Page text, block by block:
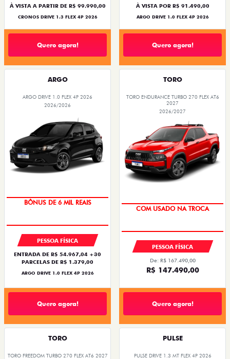
À VISTA A PARTIR DE R$ 99.990,00
CRONOS DRIVE 1.3 FLEX 4P 2026
Quero agora!
À VISTA POR R$ 91.490,00
ARGO DRIVE 1.0 FLEX 4P 2026
Quero agora!
ARGO
ARGO DRIVE 1.0 FLEX 4P 2026
2026/2026
BÔNUS DE 6 MIL REAIS
PESSOA FÍSICA
ENTRADA DE R$ 54.967,04 +30
PARCELAS DE R$ 1.379,00
ARGO DRIVE 1.0 FLEX 4P 2026
Quero agora!
TORO
TORO ENDURANCE TURBO 270 FLEX AT6
2027
2026/2027
COM USADO NA TROCA
PESSOA FÍSICA
De: R$ 167.490,00
R$ 147.490,00
Quero agora!
TORO
TORO FREEDOM TURBO 270 FLEX AT6 2027
PULSE
PULSE DRIVE 1.3 MT FLEX 4P 2026